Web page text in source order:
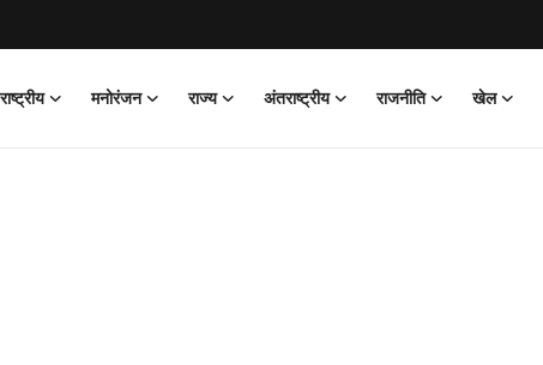
राष्ट्रीय मनोरंजन राज्य अंतराष्ट्रीय राजनीति खेल